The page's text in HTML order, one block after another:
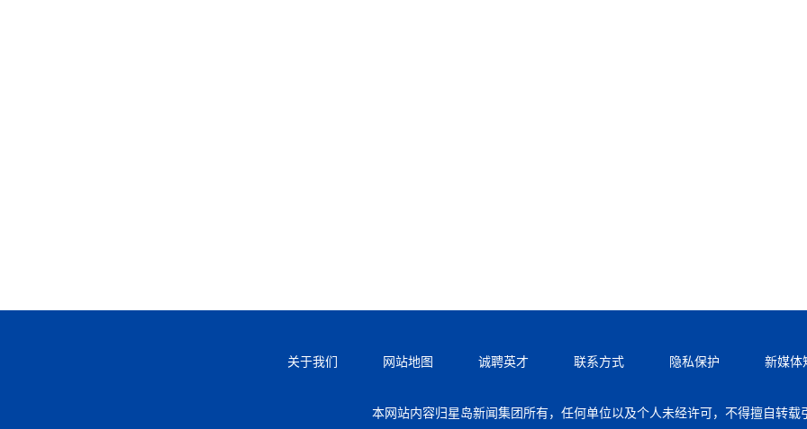
关于我们 网站地图 诚聘英才 联系方式 隐私保护 新媒体
本网站内容归星岛新闻集团所有，任何单位以及个人未经许可，不得擅自转载